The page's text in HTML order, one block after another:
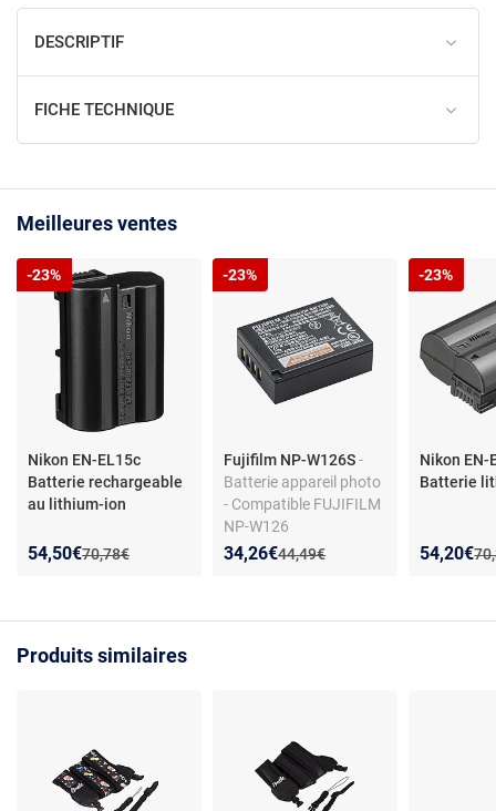
DESCRIPTIF
FICHE TECHNIQUE
Meilleures ventes
Nikon EN-EL15c
Batterie rechargeable
au lithium-ion
Ancien prix :
70,78€
Nouveau prix :
54,50€
Réduction de :
-23%
Fujifilm NP-W126S-
Batterie appareil photo
- Compatible FUJIFILM
NP-W126
Ancien prix :
44,49€
Nouveau prix :
34,26€
Réduction de :
-23%
Nikon EN-
Batterie
Nouveau
54,20€
-23%
Produits similaires